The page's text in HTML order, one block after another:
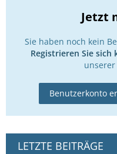
Jetzt
Sie haben noch kein
Registrieren Sie sich
Benutzerkonto
LETZTE BEITRÄGE